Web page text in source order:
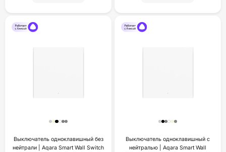
Выключатель одноклавишный без
нейтрали | Aqara Smart Wall Switch
Выключатель одноклавишный с
нейтралью | Aqara Smart Wall